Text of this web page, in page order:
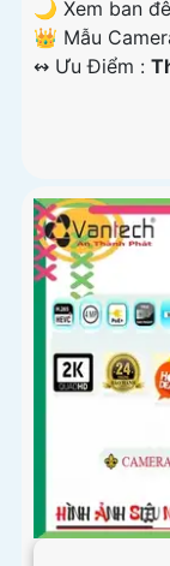
🌙 Xem ban
👑 Mẫu
️↭ Ưu Điểm :